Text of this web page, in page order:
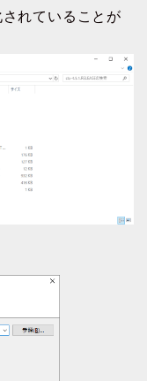
れていることが